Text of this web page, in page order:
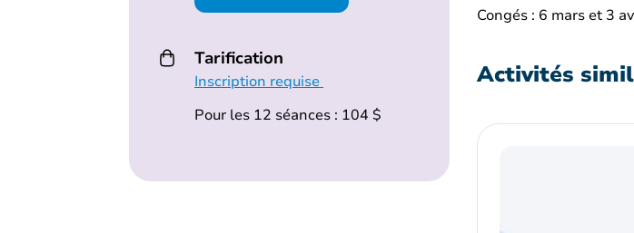
Tarification
Inscription requise
Pour les 12 séances : 104 $
Congés : 6 mars et 3
Activités